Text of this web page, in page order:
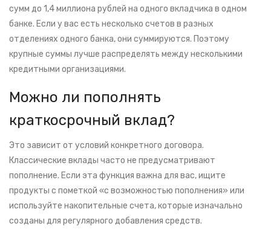
сумм до 1,4 миллиона рублей на одного вкладчика в одном
банке. Если у вас есть несколько счетов в разных
отделениях одного банка, они суммируются. Поэтому
крупные суммы лучше распределять между несколькими
кредитными организациями.
Можно ли пополнять
краткосрочный вклад?
Это зависит от условий конкретного договора.
Классические вклады часто не предусматривают
пополнение. Если эта функция важна для вас, ищите
продукты с пометкой «с возможностью пополнения» или
используйте накопительные счета, которые изначально
созданы для регулярного добавления средств.